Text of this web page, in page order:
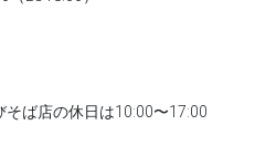
店の休日は10:00〜17:00